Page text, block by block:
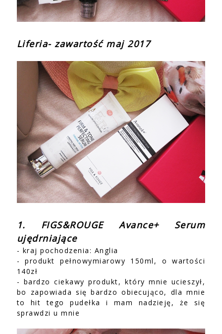
Liferia- zawartość maj 2017
1. FIGS&ROUGE Avance+ Serum
ujędrniające
- kraj pochodzenia: Anglia
- produkt pełnowymiarowy 150ml, o wartości
140zł
- bardzo ciekawy produkt, który mnie ucieszył,
bo zapowiada się bardzo obiecująco, dla mnie
to hit tego pudełka i mam nadzieję, że się
sprawdzi u mnie